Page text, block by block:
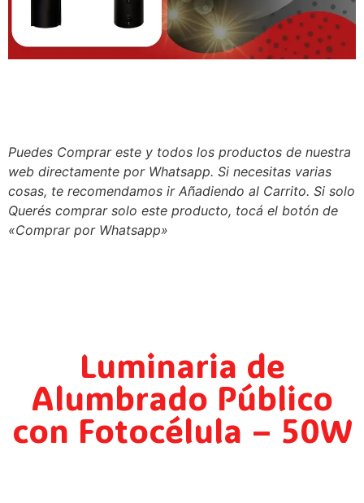
Puedes Comprar este y todos los productos de nuestra
web directamente por Whatsapp. Si necesitas varias
cosas, te recomendamos ir Añadiendo al Carrito. Si solo
Querés comprar solo este producto, tocá el botón de
«Comprar por Whatsapp»
Luminaria de
Alumbrado Público
con Fotocélula – 50W